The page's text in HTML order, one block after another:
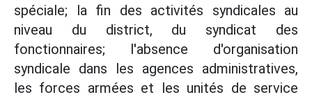
spéciale; la fin des activités syndicales au
niveau du district, du syndicat des
fonctionnaires; l'absence d'organisation
syndicale dans les agences administratives,
les forces armées et les unités de service